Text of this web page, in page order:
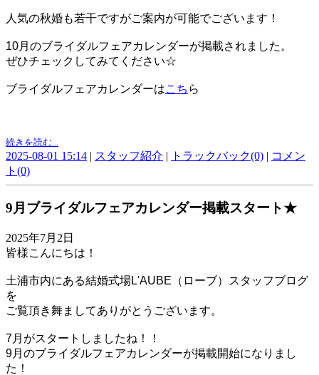
人気の秋婚も若干ですがご案内が可能でございます！
10月のブライダルフェアカレンダーが掲載されました。
ぜひチェックしてみてください☆
ブライダルフェアカレンダーはこち ら
続きを読む...
2025-08-01 15:14 | スタッフ紹介 | トラックバック(0) | コメン
ト(0)
9月ブライダルフェアカレンダー掲載スタート★
2025年7月2日
皆様こんにちは！
土浦市内にある結婚式場L'AUBE（ローブ）スタッフブログ
を
ご覧頂き舞ましてありがとうございます。
7月がスタートしましたね！！
9月のブライダルフェアカレンダーが掲載開始になりまし
た！